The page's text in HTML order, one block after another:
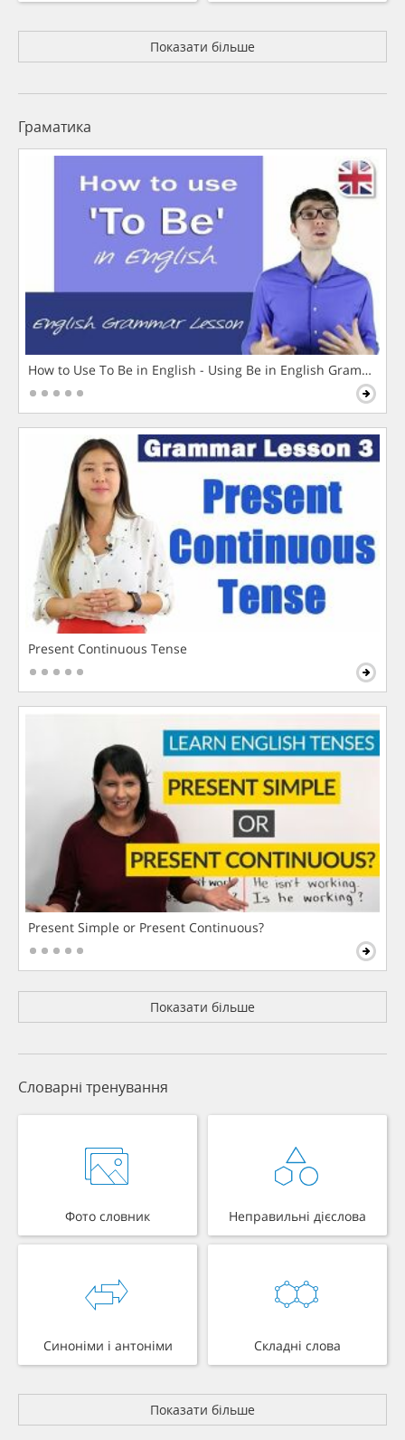
Показати більше
Граматика
How to Use To Be in English - Using Be in English Grammar
Present Continuous Tense
Present Simple or Present Continuous?
Показати більше
Словарні тренування
Фото словник Неправильні дієслова
Синоніми і антоніми Складні слова
Показати більше